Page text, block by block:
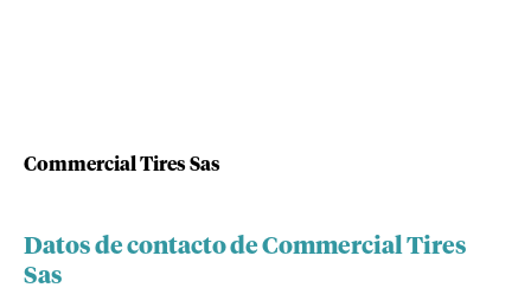
Commercial Tires Sas
Datos de contacto de Commercial Tires
Sas